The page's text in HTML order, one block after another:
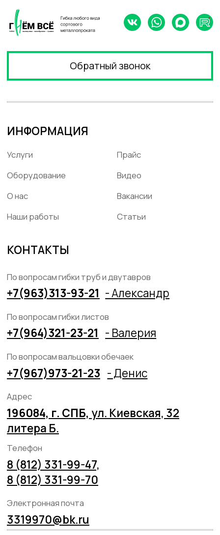
Каталог услуг
По вопросам вальцовки обечаек
Электронная почта
ул. Киевская, 32
литера Б.
2026 © ООО «ГНЁМ ВСЁ»
+7(964)321-23-21